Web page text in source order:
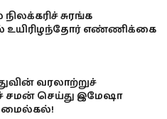
சுரங்க
உயிரிழந்தோர் எண்ணிக்கை
வரலாற்றுச்
செய்து இமேஷா
மைல்கல்!